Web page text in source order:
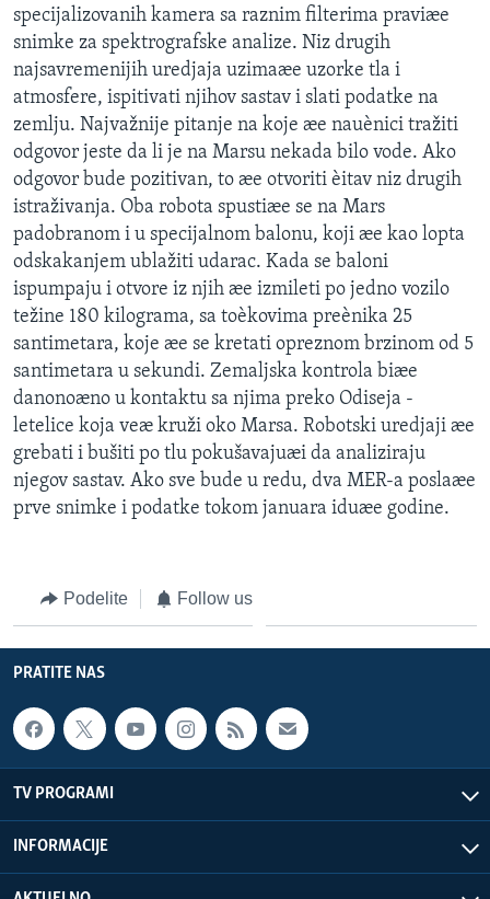
specijalizovanih kamera sa raznim filterima praviæe
snimke za spektrografske analize. Niz drugih
najsavremenijih uredjaja uzimaæe uzorke tla i
atmosfere, ispitivati njihov sastav i slati podatke na
zemlju. Najvažnije pitanje na koje æe nauènici tražiti
odgovor jeste da li je na Marsu nekada bilo vode. Ako
odgovor bude pozitivan, to æe otvoriti èitav niz drugih
istraživanja. Oba robota spustiæe se na Mars
padobranom i u specijalnom balonu, koji æe kao lopta
odskakanjem ublažiti udarac. Kada se baloni
ispumpaju i otvore iz njih æe izmileti po jedno vozilo
težine 180 kilograma, sa toèkovima preènika 25
santimetara, koje æe se kretati opreznom brzinom od 5
santimetara u sekundi. Zemaljska kontrola biæe
danonoæno u kontaktu sa njima preko Odiseja -
letelice koja veæ kruži oko Marsa. Robotski uredjaji æe
grebati i bušiti po tlu pokušavajuæi da analiziraju
njegov sastav. Ako sve bude u redu, dva MER-a poslaæe
prve snimke i podatke tokom januara iduæe godine.
Podelite Follow us
PRATITE NAS
TV PROGRAMI
INFORMACIJE